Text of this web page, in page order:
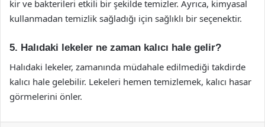
kir ve bakterileri etkili bir şekilde temizler. Ayrıca, kimyasal
kullanmadan temizlik sağladığı için sağlıklı bir seçenektir.
5. Halıdaki lekeler ne zaman kalıcı hale gelir?
Halıdaki lekeler, zamanında müdahale edilmediği takdirde
kalıcı hale gelebilir. Lekeleri hemen temizlemek, kalıcı hasar
görmelerini önler.